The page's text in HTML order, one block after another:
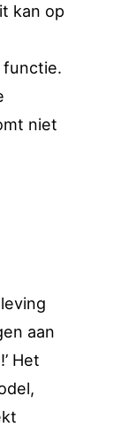
kan op
functie.
niet
aan
Het